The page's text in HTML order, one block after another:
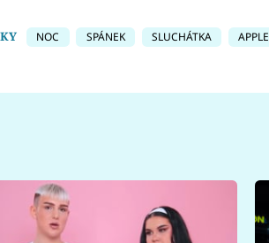
NOC SPÁNEK SLUCHÁTKA APPLE